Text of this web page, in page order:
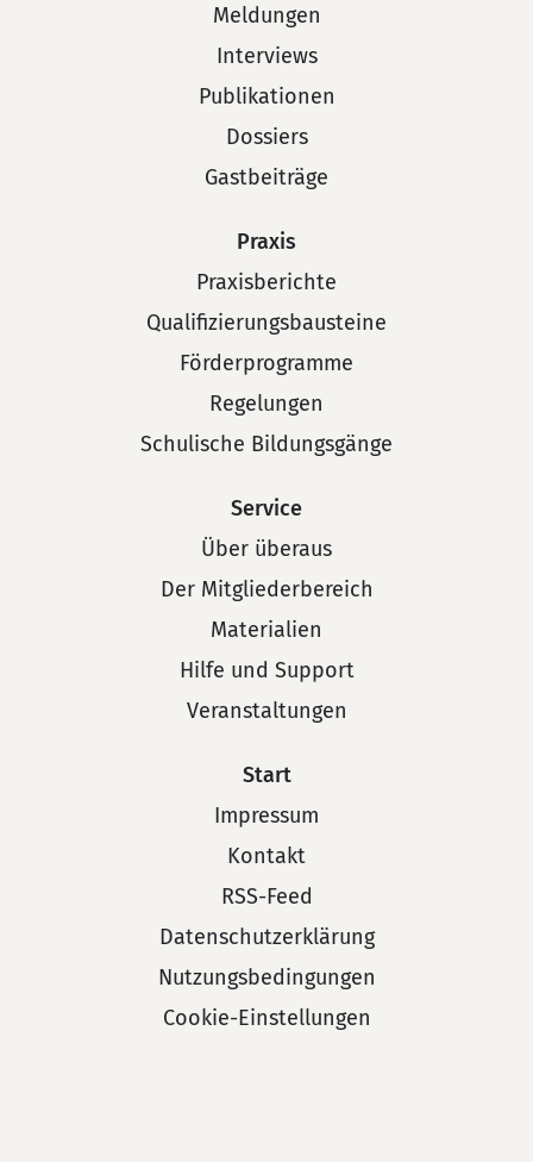
Meldungen
Interviews
Publikationen
Dossiers
Gastbeiträge
Praxis
Praxisberichte
Qualifizierungsbausteine
Förderprogramme
Regelungen
Schulische Bildungsgänge
Service
Über überaus
Der Mitgliederbereich
Materialien
Hilfe und Support
Veranstaltungen
Start
Impressum
Kontakt
RSS-Feed
Datenschutzerklärung
Nutzungsbedingungen
Cookie-Einstellungen